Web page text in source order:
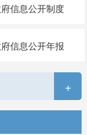
信息公开制度
信息公开年报
+